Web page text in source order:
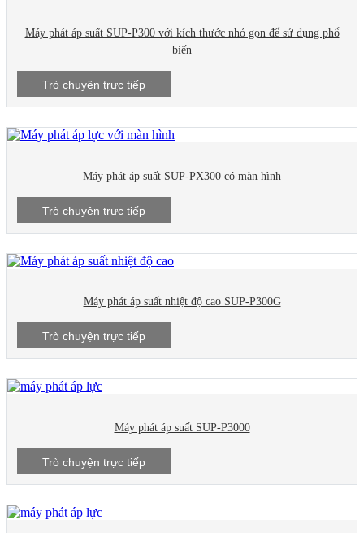
Máy phát áp suất SUP-P300 với kích thước nhỏ gọn để sử dụng phổ
biến
Trò chuyện trực tiếp
Máy phát áp suất SUP-PX300 có màn hình
Trò chuyện trực tiếp
Máy phát áp suất nhiệt độ cao SUP-P300G
Trò chuyện trực tiếp
Máy phát áp suất SUP-P3000
Trò chuyện trực tiếp